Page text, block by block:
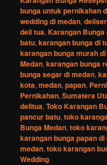
bunga untuk pernikahan
wedding di medan,
deli tua,Karangan Bunga
batu,karangan bunga di
karangan bunga murah
Medan,karangan bunga
bunga segar di medan,
kota,medan,papan,
Pernikahan,Sumatera
delitua,Toko Karangan
pancur batu,toko
Bunga Medan,toko
karangan bunga papan di
medan,toko karangan
Wedding